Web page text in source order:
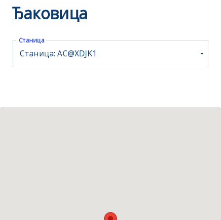
Ђаковица
Станица
Станица: АС@XDJK1